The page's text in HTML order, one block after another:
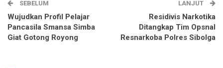
SEBELUM
Wujudkan Profil Pelajar
Pancasila Smansa Simba
Giat Gotong Royong
LANJUT
Residivis Narkotika
Ditangkap Tim Opsnal
Resnarkoba Polres Sibolga